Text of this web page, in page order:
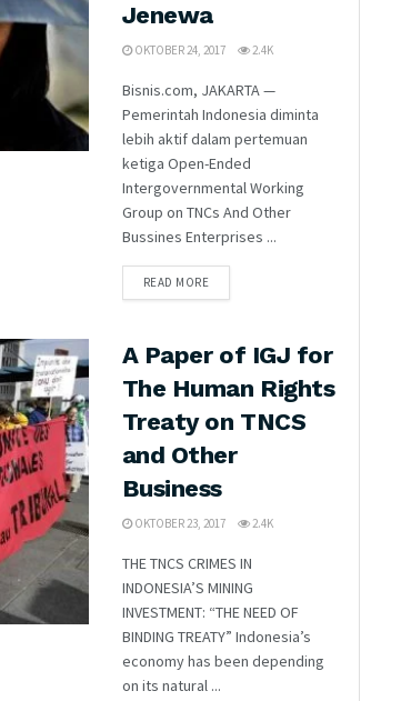
Jenewa
OKTOBER 24, 2017 2.4K
Bisnis.com, JAKARTA —
Pemerintah Indonesia diminta
lebih aktif dalam pertemuan
ketiga Open-Ended
Intergovernmental Working
Group on TNCs And Other
Bussines Enterprises ...
READ MORE
A Paper of IGJ for
The Human Rights
Treaty on TNCS
and Other
Business
OKTOBER 23, 2017 2.4K
THE TNCS CRIMES IN
INDONESIA’S MINING
INVESTMENT: “THE NEED OF
BINDING TREATY” Indonesia’s
economy has been depending
on its natural ...